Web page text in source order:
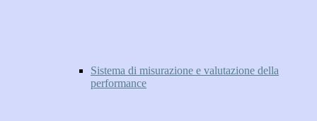
Sistema di misurazione e valutazione della
performance